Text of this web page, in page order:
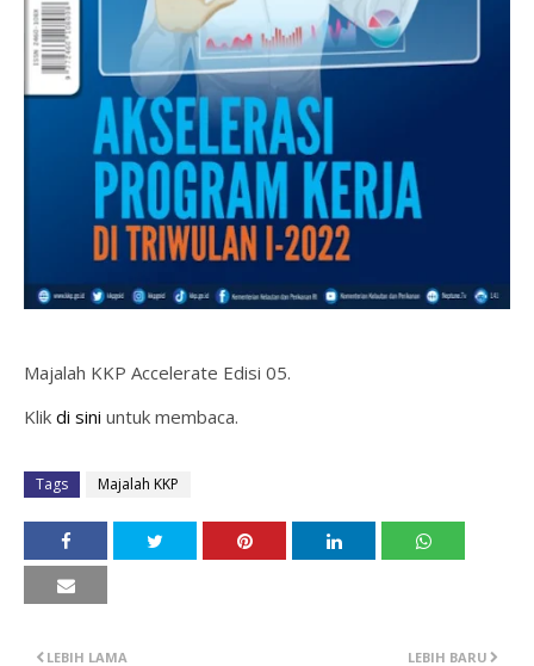
Majalah KKP Accelerate Edisi 05.
Klik di sini untuk membaca.
Tags Majalah KKP
LEBIH BARU
LEBIH LAMA